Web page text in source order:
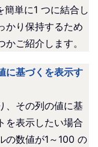
単に1 つに結合し
かり保持するため
ご紹介します。
に基づくを表示す
、その列の値に基
を表示したい場合
の数値が1～100 の